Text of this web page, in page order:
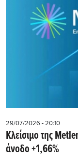
29/07/2026 - 20:10
Kλείσιμο της
άνοδο +1,66%